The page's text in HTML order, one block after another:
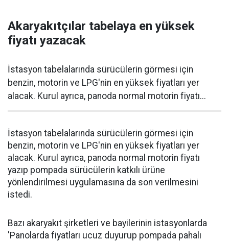
Akaryakıtçılar tabelaya en yüksek
fiyatı yazacak
İstasyon tabelalarında sürücülerin görmesi için
benzin, motorin ve LPG'nin en yüksek fiyatları yer
alacak. Kurul ayrıca, panoda normal motorin fiyatı...
İstasyon tabelalarında sürücülerin görmesi için
benzin, motorin ve LPG'nin en yüksek fiyatları yer
alacak. Kurul ayrıca, panoda normal motorin fiyatı
yazıp pompada sürücülerin katkılı ürüne
yönlendirilmesi uygulamasına da son verilmesini
istedi.
Bazı akaryakıt şirketleri ve bayilerinin istasyonlarda
'Panolarda fiyatları ucuz duyurup pompada pahalı